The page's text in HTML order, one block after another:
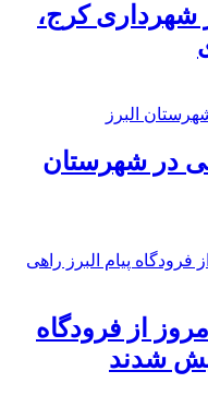
شهرداری کرج،
صنفی در شهرستان
از فرودگاه
شدند